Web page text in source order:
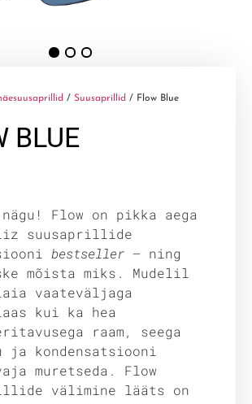
/ Suusaprillid / Flow Blue
BLUE
Flow on pikka aega
suusaprillide
bestseller — ning
mõista miks. Mudelil
vaateväljaga
kui ka hea
raam, seega
ja kondensatsiooni
muretseda. Flow
välimine lääts on